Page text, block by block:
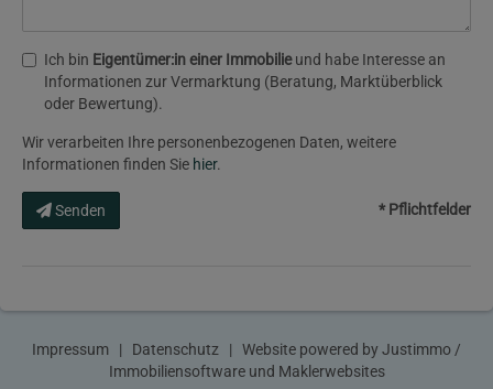
Ich bin Eigentümer:in einer Immobilieund habe Interesse an
Informationen zur Vermarktung (Beratung, Marktüberblick
oder Bewertung).
Wir verarbeiten Ihre personenbezogenen Daten, weitere
Informationen finden Sie hier.
Senden * Pflichtfelder
Impressum | Datenschutz | Website powered byJustimmo /
Immobiliensoftware und Maklerwebsites